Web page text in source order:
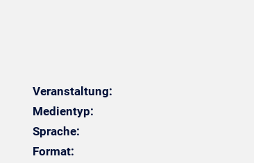
Veranstaltung:
Medientyp:
Sprache:
Format: